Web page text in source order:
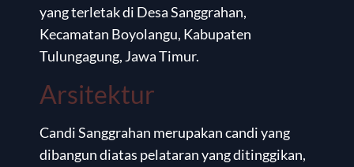
yang terletak di Desa Sanggrahan,
Kecamatan Boyolangu, Kabupaten
Tulungagung, Jawa Timur.
Arsitektur
Candi Sanggrahan merupakan candi yang
dibangun diatas pelataran yang ditinggikan,